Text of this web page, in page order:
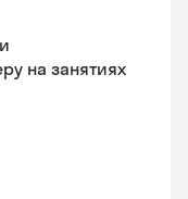
на занятиях